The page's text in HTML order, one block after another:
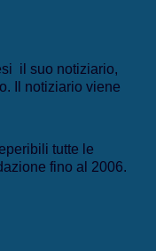
il suo notiziario,
Il notiziario viene
tutte le
fino al 2006.